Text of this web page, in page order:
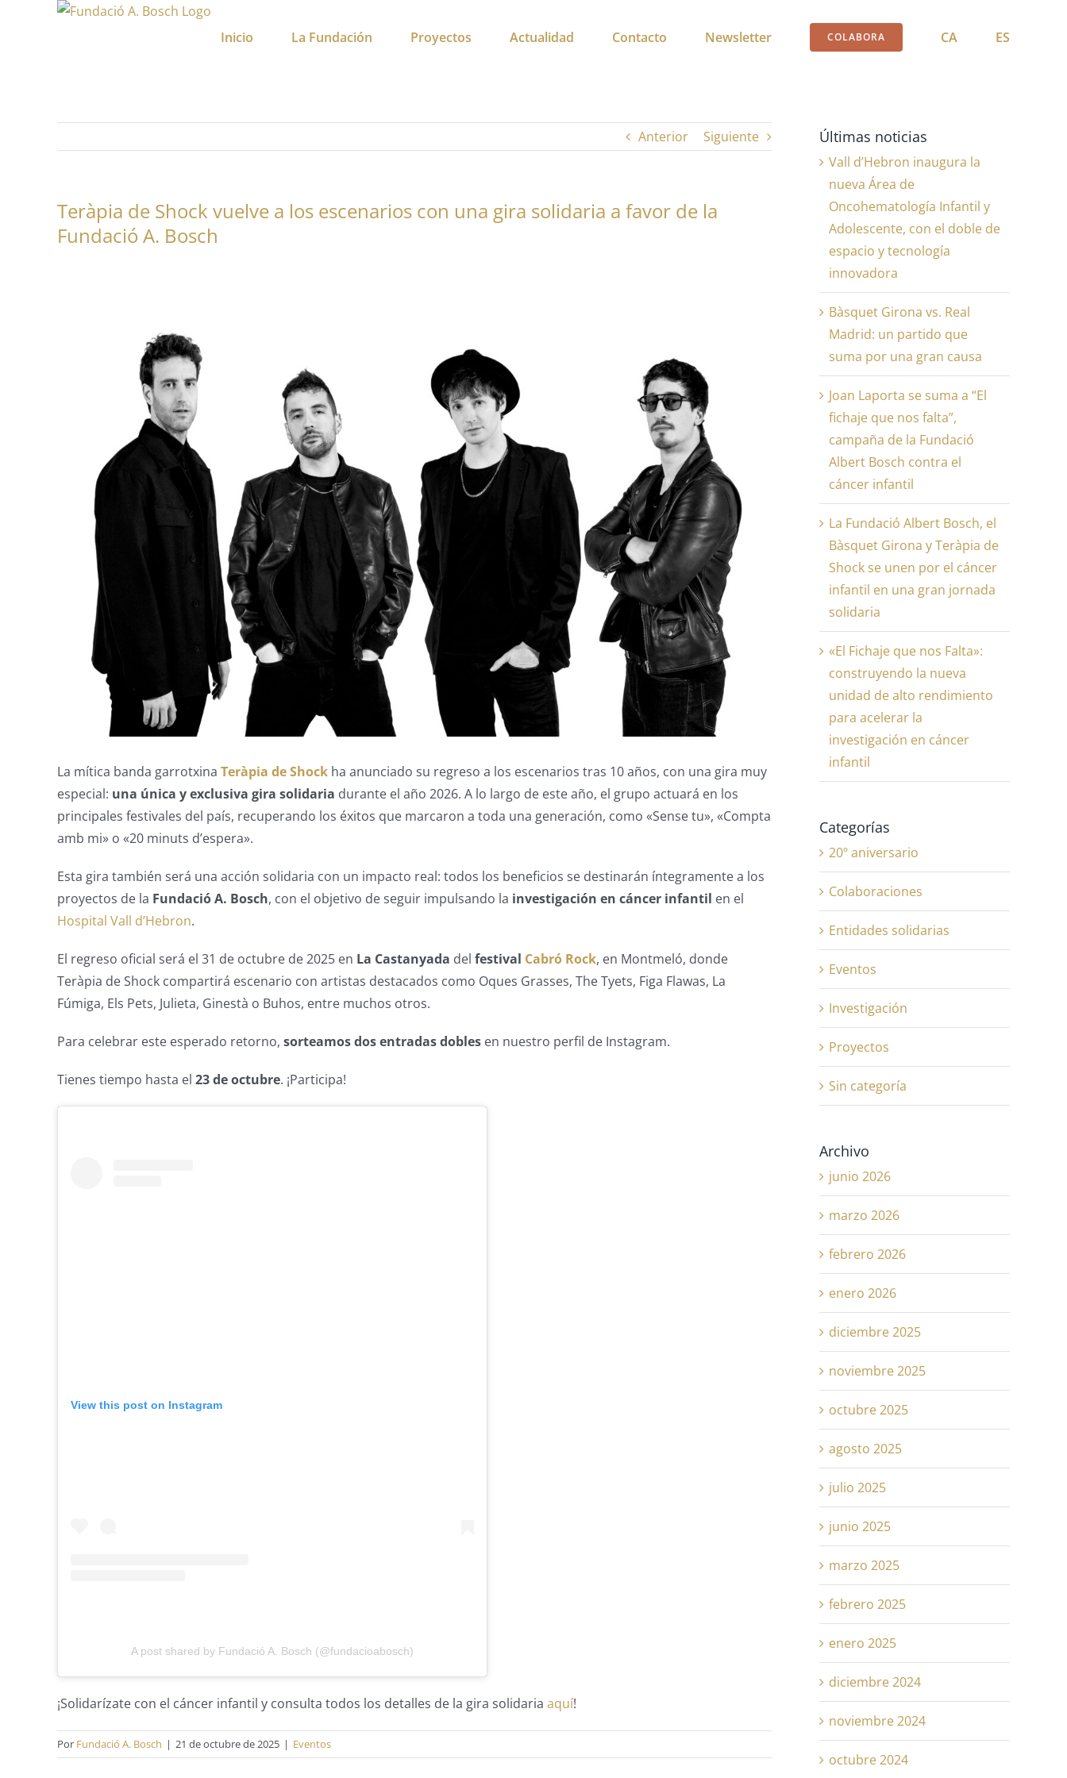
Inicio La Fundación Proyectos Actualidad Contacto Newsletter COLABORA CA ES
Anterior Siguiente
Teràpia de Shock vuelve a los escenarios con una gira solidaria a favor de la
Fundació A. Bosch
La mítica banda garrotxina Teràpia de Shock ha anunciado su regreso a los escenarios tras 10 años, con una gira muy
especial: una única y exclusiva gira solidaria durante el año 2026. A lo largo de este año, el grupo actuará en los
principales festivales del país, recuperando los éxitos que marcaron a toda una generación, como «Sense tu», «Compta
amb mi» o «20 minuts d’espera».
Esta gira también será una acción solidaria con un impacto real: todos los beneficios se destinarán íntegramente a los
proyectos de la Fundació A. Bosch, con el objetivo de seguir impulsando la investigación en cáncer infantil en el
Hospital Vall d’Hebron.
El regreso oficial será el 31 de octubre de 2025 en La Castanyada del festival Cabró Rock, en Montmeló, donde
Teràpia de Shock compartirá escenario con artistas destacados como Oques Grasses, The Tyets, Figa Flawas, La
Fúmiga, Els Pets, Julieta, Ginestà o Buhos, entre muchos otros.
Para celebrar este esperado retorno, sorteamos dos entradas dobles en nuestro perfil de Instagram.
Tienes tiempo hasta el 23 de octubre. ¡Participa!
View this post on Instagram
A post shared by Fundació A. Bosch (@fundacioabosch)
¡Solidarízate con el cáncer infantil y consulta todos los detalles de la gira solidaria aquí!
Por Fundació A. Bosch | 21 de octubre de 2025 | Eventos
Últimas noticias
Vall d’Hebron inaugura la
nueva Área de
Oncohematología Infantil y
Adolescente, con el doble de
espacio y tecnología
innovadora
Bàsquet Girona vs. Real
Madrid: un partido que
suma por una gran causa
Joan Laporta se suma a “El
fichaje que nos falta”,
campaña de la Fundació
Albert Bosch contra el
cáncer infantil
La Fundació Albert Bosch, el
Bàsquet Girona y Teràpia de
Shock se unen por el cáncer
infantil en una gran jornada
solidaria
«El Fichaje que nos Falta»:
construyendo la nueva
unidad de alto rendimiento
para acelerar la
investigación en cáncer
infantil
Categorías
20º aniversario
Colaboraciones
Entidades solidarias
Eventos
Investigación
Proyectos
Sin categoría
Archivo
junio 2026
marzo 2026
febrero 2026
enero 2026
diciembre 2025
noviembre 2025
octubre 2025
agosto 2025
julio 2025
junio 2025
marzo 2025
febrero 2025
enero 2025
diciembre 2024
noviembre 2024
octubre 2024